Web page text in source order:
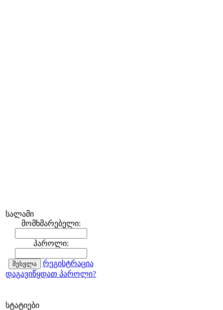
სალამი
მომხმარებელი:
პაროლი:
რეგისტრაცია
დაგავიწყდათ პაროლი?
სტატიები